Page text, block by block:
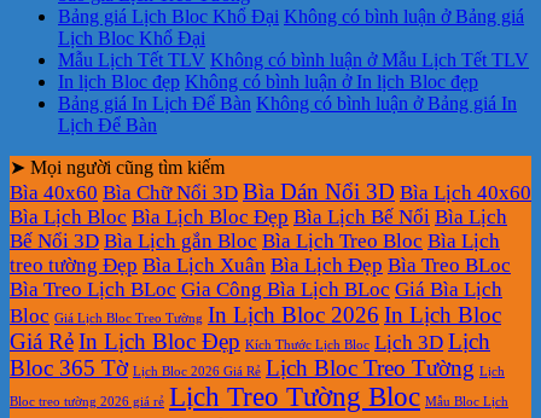
Bảng giá Lịch Bloc Khổ Đại Không có bình luận ở Bảng giá
Lịch Bloc Khổ Đại
Mẫu Lịch Tết TLV Không có bình luận ở Mẫu Lịch Tết TLV
In lịch Bloc đẹp Không có bình luận ở In lịch Bloc đẹp
Bảng giá In Lịch Để Bàn Không có bình luận ở Bảng giá In
Lịch Để Bàn
➤ Mọi người cũng tìm kiếm
Bìa 40x60 Bìa Chữ Nổi 3D Bìa Dán Nổi 3D Bìa Lịch 40x60
Bìa Lịch Bloc Bìa Lịch Bloc Đẹp Bìa Lịch Bế Nổi Bìa Lịch
Bế Nổi 3D Bìa Lịch gắn Bloc Bìa Lịch Treo Bloc Bìa Lịch
treo tường Đẹp Bìa Lịch Xuân Bìa Lịch Đẹp Bìa Treo BLoc
Bìa Treo Lịch BLoc Gia Công Bìa Lịch BLoc Giá Bìa Lịch
Bloc Giá Lịch Bloc Treo Tường In Lịch Bloc 2026 In Lịch Bloc
Giá RẻIn Lịch Bloc Đẹp Kích Thước Lịch Bloc Lịch 3D Lịch
Bloc 365 Tờ Lịch Bloc 2026 Giá Rẻ Lịch Bloc Treo Tường Lịch
Bloc treo tường 2026 giá rẻ Lịch Treo Tường Bloc Mẫu Bloc Lịch